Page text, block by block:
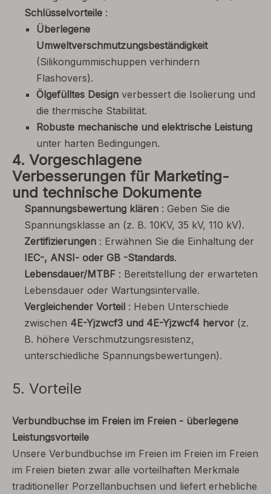
Schlüsselvorteile :
Überlegene
Umweltverschmutzungsbeständigkeit
(Silikongummischuppen verhindern
Flashovers).
Ölgefülltes Design verbessert die Isolierung und
die thermische Stabilität.
Robuste mechanische und elektrische Leistung
unter harten Bedingungen.
4. Vorgeschlagene
Verbesserungen für Marketing-
und technische Dokumente
Spannungsbewertung klären : Geben Sie die
Spannungsklasse an (z. B. 10KV, 35 kV, 110 kV).
Zertifizierungen : Erwähnen Sie die Einhaltung der
IEC-, ANSI- oder GB -Standards.
Lebensdauer/MTBF : Bereitstellung der erwarteten
Lebensdauer oder Wartungsintervalle.
Vergleichender Vorteil : Heben Unterschiede
zwischen 4E-Yjzwcf3 und 4E-Yjzwcf4 hervor (z.
B. höhere Verschmutzungsresistenz,
unterschiedliche Spannungsbewertungen).
5. Vorteile
Verbundbuchse im Freien im Freien - überlegene
Leistungsvorteile
Unsere Verbundbuchse im Freien im Freien im Freien
im Freien bieten zwar alle vorteilhaften Merkmale
traditioneller Porzellanbuchsen und liefert erhebliche